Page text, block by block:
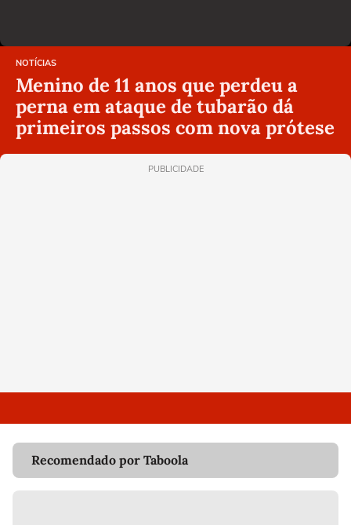
NOTÍCIAS
Menino de 11 anos que perdeu a
perna em ataque de tubarão dá
primeiros passos com nova prótese
PUBLICIDADE
Recomendado por Taboola